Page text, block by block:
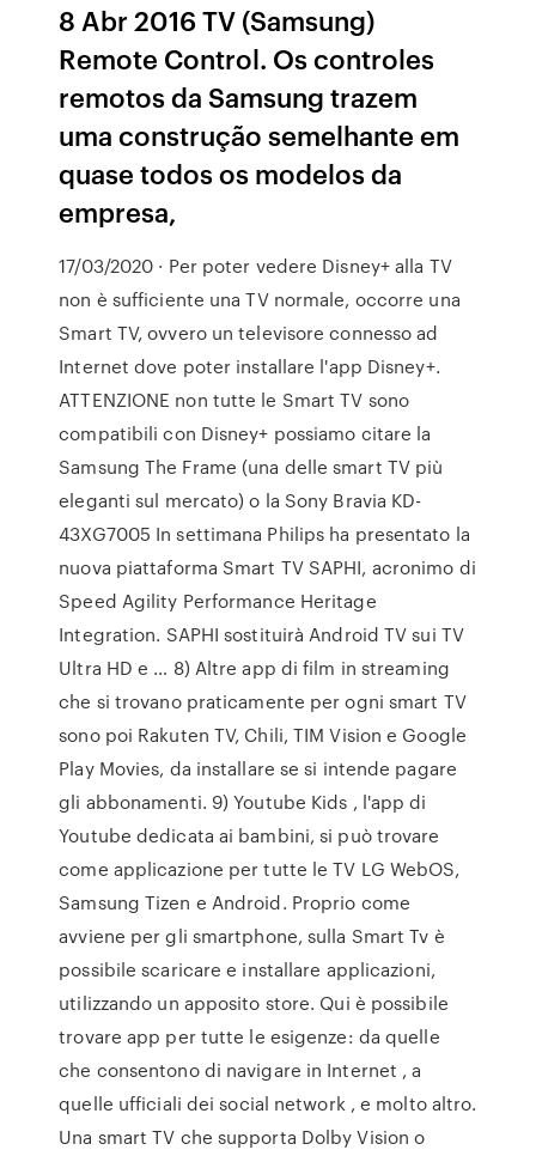
8 Abr 2016 TV (Samsung)
Remote Control. Os controles
remotos da Samsung trazem
uma construção semelhante em
quase todos os modelos da
empresa,
17/03/2020 · Per poter vedere Disney+ alla TV
non è sufficiente una TV normale, occorre una
Smart TV, ovvero un televisore connesso ad
Internet dove poter installare l'app Disney+.
ATTENZIONE non tutte le Smart TV sono
compatibili con Disney+ possiamo citare la
Samsung The Frame (una delle smart TV più
eleganti sul mercato) o la Sony Bravia KD-
43XG7005 In settimana Philips ha presentato la
nuova piattaforma Smart TV SAPHI, acronimo di
Speed Agility Performance Heritage
Integration. SAPHI sostituirà Android TV sui TV
Ultra HD e … 8) Altre app di film in streaming
che si trovano praticamente per ogni smart TV
sono poi Rakuten TV, Chili, TIM Vision e Google
Play Movies, da installare se si intende pagare
gli abbonamenti. 9) Youtube Kids , l'app di
Youtube dedicata ai bambini, si può trovare
come applicazione per tutte le TV LG WebOS,
Samsung Tizen e Android. Proprio come
avviene per gli smartphone, sulla Smart Tv è
possibile scaricare e installare applicazioni,
utilizzando un apposito store. Qui è possibile
trovare app per tutte le esigenze: da quelle
che consentono di navigare in Internet , a
quelle ufficiali dei social network , e molto altro.
Una smart TV che supporta Dolby Vision o